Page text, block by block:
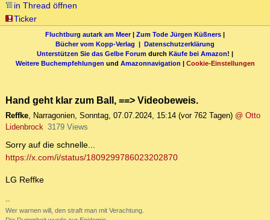
in Thread öffnen
Ticker
Fluchtburg autark am Meer| Zum Tode Jürgen Küßners |
Bücher vom Kopp-Verlag | Datenschutzerklärung
Unterstützen Sie das Gelbe Forum durch Käufe bei Amazon! |
Weitere Buchempfehlungen und Amazonnavigation | Cookie-Einstellungen
Hand geht klar zum Ball, ==> Videobeweis.
Reffke, Narragonien, Sonntag, 07.07.2024, 15:14 (vor 762 Tagen) @ Otto
Lidenbrock 3179 Views
Sorry auf die schnelle...
https://x.com/i/status/1809299786023202870
LG Reffke
--
Wer warnen will, den straft man mit Verachtung.